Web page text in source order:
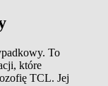
To
które
TCL. Jej